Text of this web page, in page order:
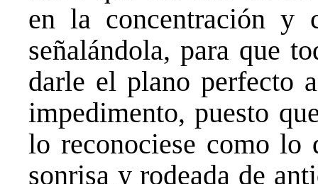
en la concentración y
señalándola, para que
darle el plano perfecto
impedimento, puesto
lo reconociese como lo
sonrisa y rodeada de